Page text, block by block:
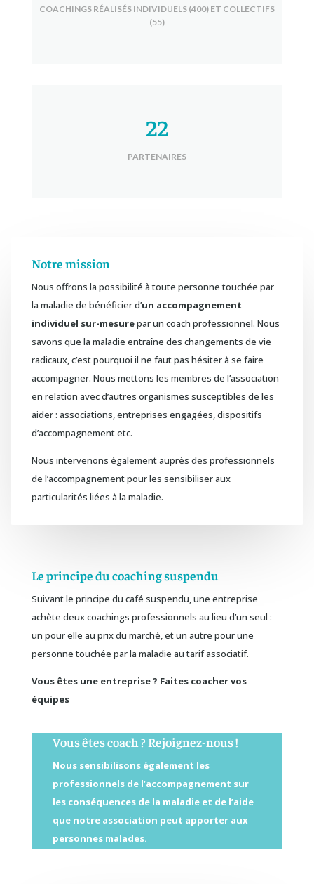
COACHINGS RÉALISÉS INDIVIDUELS (400) ET COLLECTIFS
(55)
22
PARTENAIRES
Notre mission
Nous offrons la possibilité à toute personne touchée par
la maladie de bénéficier d’un accompagnement
individuel sur-mesurepar un coach professionnel. Nous
savons que la maladie entraîne des changements de vie
radicaux, c’est pourquoi il ne faut pas hésiter à se faire
accompagner. Nous mettons les membres de l’association
en relation avec d’autres organismes susceptibles de les
aider : associations, entreprises engagées, dispositifs
d’accompagnement etc.
Nous intervenons également auprès des professionnels
de l’accompagnement pour les sensibiliser aux
particularités liées à la maladie.
Le principe du coaching suspendu
Suivant le principe du café suspendu, une entreprise
achète deux coachings professionnels au lieu d’un seul :
un pour elle au prix du marché, et un autre pour une
personne touchée par la maladie au tarif associatif.
Vous êtes une entreprise ? Faites coacher vos
équipes
Vous êtes coach ?Rejoignez-nous !
Nous sensibilisons également les
professionnels de l’accompagnement sur
les conséquences de la maladie et de l’aide
que notre association peut apporter aux
personnes malades.